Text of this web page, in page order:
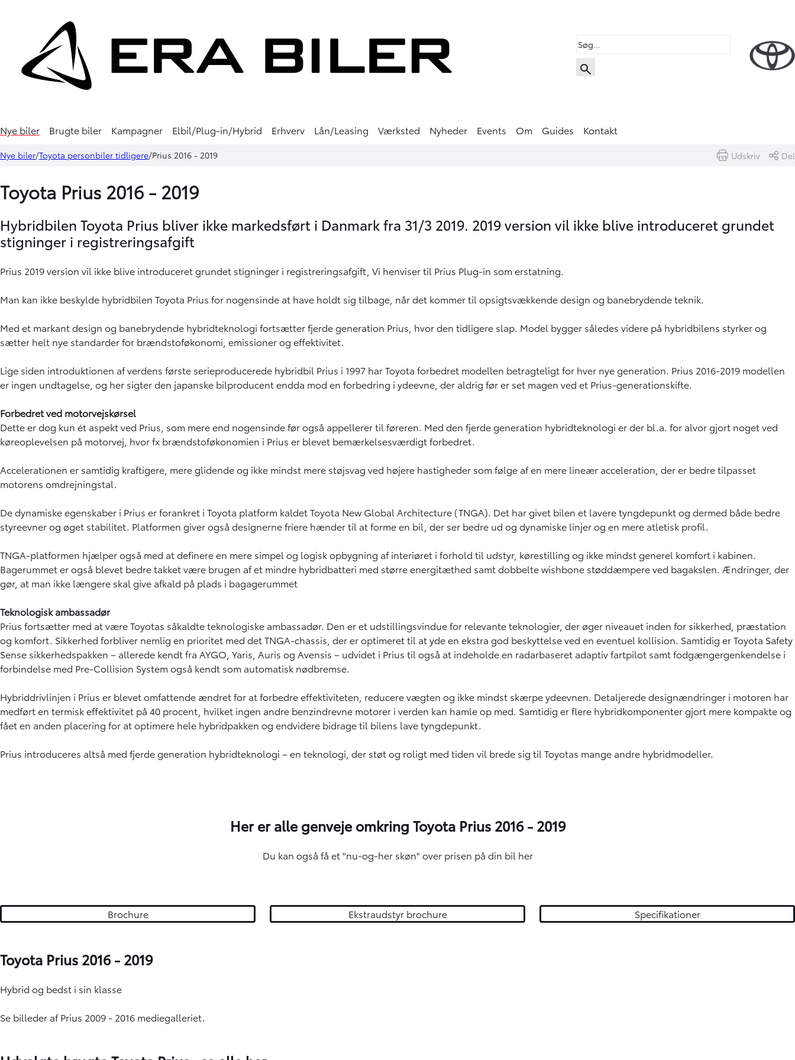
Nye biler Brugte biler Kampagner Elbil/Plug-in/Hybrid Erhverv Lån/Leasing Værksted Nyheder Events Om Guides Kontakt
Nye biler Toyota personbiler tidligere Prius 2016 - 2019 Udskriv Del
Toyota Prius 2016 - 2019
Hybridbilen Toyota Prius bliver ikke markedsført i Danmark fra 31/3 2019. 2019 version vil ikke blive introduceret grundet
stigninger i registreringsafgift
Prius 2019 version vil ikke blive introduceret grundet stigninger i registreringsafgift, Vi henviser til Prius Plug-in som erstatning.
Man kan ikke beskylde hybridbilen Toyota Prius for nogensinde at have holdt sig tilbage, når det kommer til opsigtsvækkende design og banebrydende teknik.
Med et markant design og banebrydende hybridteknologi fortsætter fjerde generation Prius, hvor den tidligere slap. Model bygger således videre på hybridbilens styrker og
sætter helt nye standarder for brændstoføkonomi, emissioner og effektivitet.
Lige siden introduktionen af verdens første serieproducerede hybridbil Prius i 1997 har Toyota forbedret modellen betragteligt for hver nye generation. Prius 2016-2019 modellen
er ingen undtagelse, og her sigter den japanske bilproducent endda mod en forbedring i ydeevne, der aldrig før er set magen ved et Prius-generationskifte.
Forbedret ved motorvejskørsel
Dette er dog kun ét aspekt ved Prius, som mere end nogensinde før også appellerer til føreren. Med den fjerde generation hybridteknologi er der bl.a. for alvor gjort noget ved
køreoplevelsen på motorvej, hvor fx brændstoføkonomien i Prius er blevet bemærkelsesværdigt forbedret.
Accelerationen er samtidig kraftigere, mere glidende og ikke mindst mere støjsvag ved højere hastigheder som følge af en mere lineær acceleration, der er bedre tilpasset
motorens omdrejningstal.
De dynamiske egenskaber i Prius er forankret i Toyota platform kaldet Toyota New Global Architecture (TNGA). Det har givet bilen et lavere tyngdepunkt og dermed både bedre
styreevner og øget stabilitet. Platformen giver også designerne friere hænder til at forme en bil, der ser bedre ud og dynamiske linjer og en mere atletisk profil.
TNGA-platformen hjælper også med at definere en mere simpel og logisk opbygning af interiøret i forhold til udstyr, kørestilling og ikke mindst generel komfort i kabinen.
Bagerummet er også blevet bedre takket være brugen af et mindre hybridbatteri med større energitæthed samt dobbelte wishbone støddæmpere ved bagakslen. Ændringer, der
gør, at man ikke længere skal give afkald på plads i bagagerummet
Teknologisk ambassadør
Prius fortsætter med at være Toyotas såkaldte teknologiske ambassadør. Den er et udstillingsvindue for relevante teknologier, der øger niveauet inden for sikkerhed, præstation
og komfort. Sikkerhed forbliver nemlig en prioritet med det TNGA-chassis, der er optimeret til at yde en ekstra god beskyttelse ved en eventuel kollision. Samtidig er Toyota Safety
Sense sikkerhedspakken – allerede kendt fra AYGO, Yaris, Auris og Avensis – udvidet i Prius til også at indeholde en radarbaseret adaptiv fartpilot samt fodgængergenkendelse i
forbindelse med Pre-Collision System også kendt som automatisk nødbremse.
Hybriddrivlinjen i Prius er blevet omfattende ændret for at forbedre effektiviteten, reducere vægten og ikke mindst skærpe ydeevnen. Detaljerede designændringer i motoren har
medført en termisk effektivitet på 40 procent, hvilket ingen andre benzindrevne motorer i verden kan hamle op med. Samtidig er flere hybridkomponenter gjort mere kompakte og
fået en anden placering for at optimere hele hybridpakken og endvidere bidrage til bilens lave tyngdepunkt.
Prius introduceres altså med fjerde generation hybridteknologi – en teknologi, der støt og roligt med tiden vil brede sig til Toyotas mange andre hybridmodeller.
Her er alle genveje omkring Toyota Prius 2016 - 2019
Du kan også få et "nu-og-her skøn" over prisen på din bil her
Brochure Ekstraudstyr brochure Specifikationer
Toyota Prius 2016 - 2019
Hybrid og bedst i sin klasse
Se billeder af Prius 2009 - 2016 mediegalleriet.